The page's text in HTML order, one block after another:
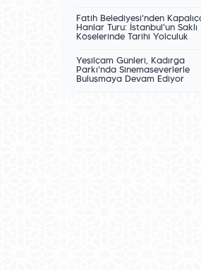
Fatih Belediyesi'nden
Hanlar Turu: İstanbul'un Saklı
Köşelerinde Tarihî Yolculuk
Yeşilçam Günleri, Kadırga
Parkı'nda Sinemaseverlerle
Buluşmaya Devam Ediyor